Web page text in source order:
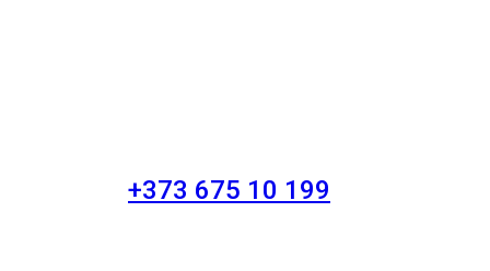
+373 675 10 199